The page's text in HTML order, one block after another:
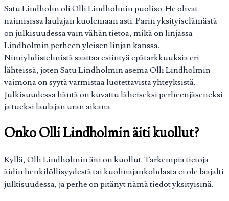
Satu Lindholm oli Olli Lindholmin puoliso. He olivat
naimisissa laulajan kuolemaan asti. Parin yksityiselämästä
on julkisuudessa vain vähän tietoa, mikä on linjassa
Lindholmin perheen yleisen linjan kanssa.
Nimiyhdistelmistä saattaa esiintyä epätarkkuuksia eri
lähteissä, joten Satu Lindholmin asema Olli Lindholmin
vaimona on syytä varmistaa luotettavista yhteyksistä.
Julkisuudessa häntä on kuvattu läheiseksi perheenjäseneksi
ja tueksi laulajan uran aikana.
Onko Olli Lindholmin äiti kuollut?
Kyllä, Olli Lindholmin äiti on kuollut. Tarkempia tietoja
äidin henkilöllisyydestä tai kuolinajankohdasta ei ole laajalti
julkisuudessa, ja perhe on pitänyt nämä tiedot yksityisinä.